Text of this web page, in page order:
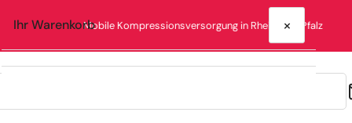
Mobile Kompressionsversorgung in Rheinland-Pfalz
Ihr Warenkorb ×